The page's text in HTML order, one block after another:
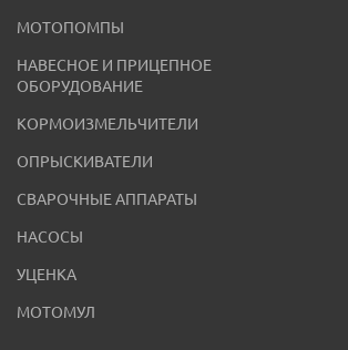
МОТОПОМПЫ
НАВЕСНОЕ И ПРИЦЕПНОЕ
ОБОРУДОВАНИЕ
КОРМОИЗМЕЛЬЧИТЕЛИ
ОПРЫСКИВАТЕЛИ
СВАРОЧНЫЕ АППАРАТЫ
НАСОСЫ
УЦЕНКА
МОТОМУЛ